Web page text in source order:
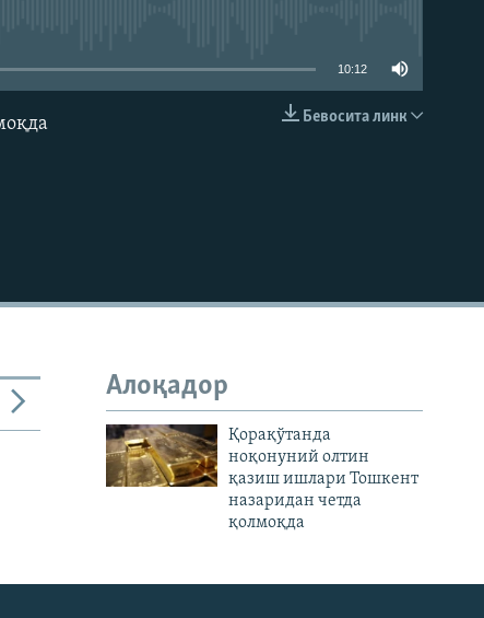
10:12
Бевосита линк
Алоқадор
Қорақўтанда
ноқонуний олтин
қазиш ишлари Тошкент
назаридан четда
қолмоқда